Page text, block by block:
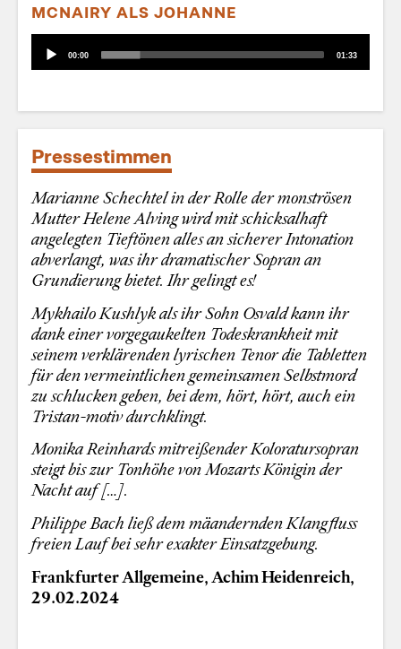
MCNAIRY ALS JOHANNE
Audio-
PlayerAktueller
Zeitpunkt
00:00 Gesamtlaufzeit
01:33
Pressestimmen
Marianne Schechtel in der Rolle der monströsen
Mutter Helene Alving wird mit schicksalhaft
angelegten Tieftönen alles an sicherer Intonation
abverlangt, was ihr dramatischer Sopran an
Grundierung bietet. Ihr gelingt es!
Mykhailo Kushlyk als ihr Sohn Osvald kann ihr
dank einer vorgegaukelten Todeskrankheit mit
seinem verklärenden lyrischen Tenor die Tabletten
für den vermeintlichen gemeinsamen Selbstmord
zu schlucken geben, bei dem, hört, hört, auch ein
Tristan-motiv durchklingt.
Monika Reinhards mitreißender Koloratursopran
steigt bis zur Tonhöhe von Mozarts Königin der
Nacht auf […].
Philippe Bach ließ dem mäandernden Klangfluss
freien Lauf bei sehr exakter Einsatzgebung.
Frankfurter Allgemeine, Achim Heidenreich,
29.02.2024